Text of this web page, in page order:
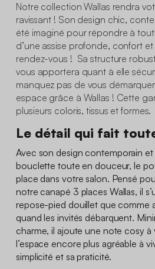
Notre collection Wallas rendra
ravissant ! Son design chic,
été imaginé pour répondre à
d’une assise profonde, confort et
rendez-vous ! Sa structure
vous apportera quant à elle
manquez pas de vous
espace grâce à Wallas ! Cette
plusieurs coloris, tissus et formes.
Le détail qui fait
Avec son design contemporain et
bouclette toute en douceur, le
place dans votre salon. Pensé
notre canapé 3 places Wallas, il
repose-pied douillet que comme
quand les invités débarquent.
charme, il ajoute une note cosy
l’espace encore plus agréable à
simplicité et sa praticité.